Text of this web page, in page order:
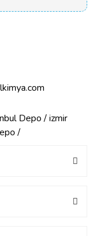
Depo / izmir
/